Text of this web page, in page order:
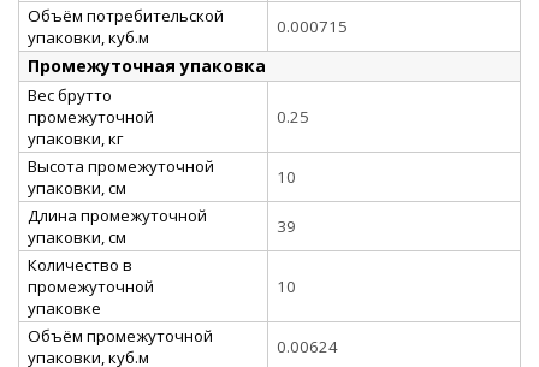
Объём потребительской
упаковки, куб.м
0.000715
Промежуточная упаковка
Вес брутто
промежуточной
упаковки, кг
0.25
Высота промежуточной
упаковки, см
10
Длина промежуточной
упаковки, см
39
Количество в
промежуточной
упаковке
10
Объём промежуточной
упаковки, куб.м
0.00624